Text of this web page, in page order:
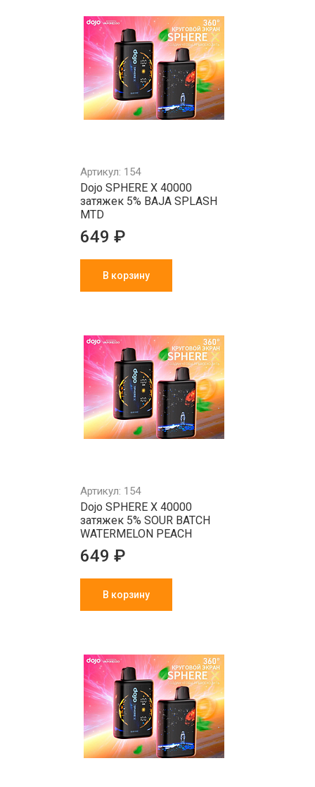
Артикул: 154
Dojo SPHERE X 40000
затяжек 5% BAJA SPLASH
MTD
649 ₽
В корзину
Артикул: 154
Dojo SPHERE X 40000
затяжек 5% SOUR BATCH
WATERMELON PEACH
649 ₽
В корзину